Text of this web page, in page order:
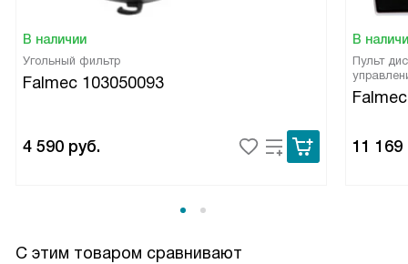
В наличии
Угольный фильтр
Falmec 103050093
4 590 руб.
В
Пульт
11 169
С этим товаром сравнивают